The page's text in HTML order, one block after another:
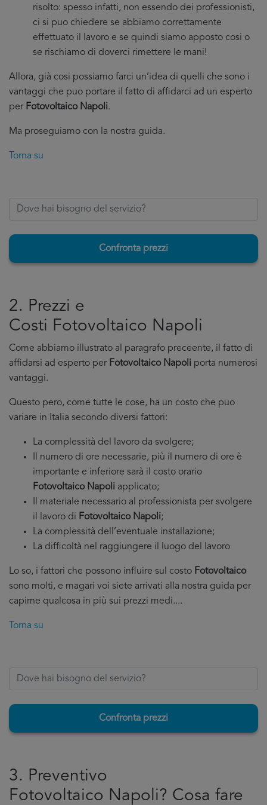
risolto: spesso infatti, non essendo dei professionisti,
ci si puo chiedere se abbiamo correttamente
effettuato il lavoro e se quindi siamo apposto cosi o
se rischiamo di doverci rimettere le mani!
Allora, già cosi possiamo farci un’idea di quelli che sono i
vantaggi che puo portare il fatto di affidarci ad un esperto
per Fotovoltaico Napoli.
Ma proseguiamo con la nostra guida.
Torna su
Confronta prezzi
2. Prezzi e
Costi Fotovoltaico Napoli
Come abbiamo illustrato al paragrafo preceente, il fatto di
affidarsi ad esperto per Fotovoltaico Napoli porta numerosi
vantaggi.
Questo pero, come tutte le cose, ha un costo che puo
variare in Italia secondo diversi fattori:
La complessità del lavoro da svolgere;
Il numero di ore necessarie, più il numero di ore è
importante e inferiore sarà il costo orario
Fotovoltaico Napoli applicato;
Il materiale necessario al professionista per svolgere
il lavoro di Fotovoltaico Napoli;
La complessità dell’eventuale installazione;
La difficoltà nel raggiungere il luogo del lavoro
Lo so, i fattori che possono influire sul costo Fotovoltaico
sono molti, e magari voi siete arrivati alla nostra guida per
capirne qualcosa in più sui prezzi medi....
Torna su
Confronta prezzi
3. Preventivo
Fotovoltaico Napoli? Cosa fare